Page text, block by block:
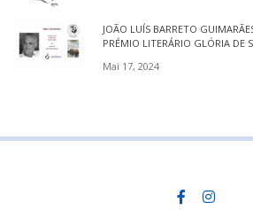
JOÃO LUÍS BARRETO
PRÉMIO LITERÁRIO GLÓRIA DE
Mai 17, 2024